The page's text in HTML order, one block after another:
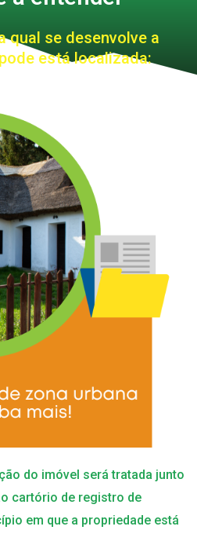
qual se desenvolve a
está localizada:
do imóvel será tratada junto
cartório de registro de
em que a propriedade está